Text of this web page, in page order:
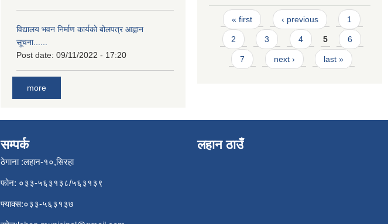
विद्यालय भवन निर्माण कार्यको बोलपत्र आह्वान
सूचना......
Post date: 09/11/2022 - 17:20
more
Pages
« first ‹ previous 1
2 3 4 5 6
7 next › last »
सम्पर्क
ठेगाना :लहान-१०,सिरहा
फोन: ०३३-५६३१३८/५६३१३९
फ्याक्स:०३३-५६३१३७
लहान ठाउँ